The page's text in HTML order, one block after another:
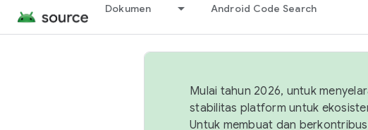
Dokumen Android Code Search
Mulai tahun 2026, untuk
stabilitas platform untuk
Untuk membuat dan